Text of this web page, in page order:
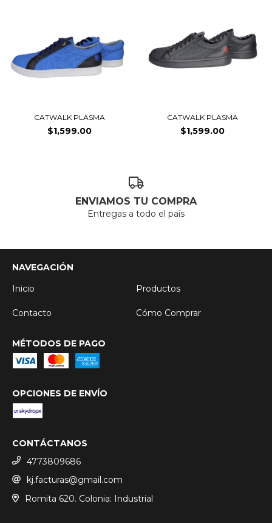
CATWALK PLASMA
$1,599.00
CATWALK PLASMA
$1,599.00
ENVIAMOS TU COMPRA
Entregas a todo el país
NAVEGACIÓN
Inicio
Productos
Contacto Cómo Comprar
MÉTODOS DE PAGO
OPCIONES DE ENVÍO
CONTÁCTANOS
4773809686
kj.facturas@gmail.com
Romita 620. Colonia: Industrial